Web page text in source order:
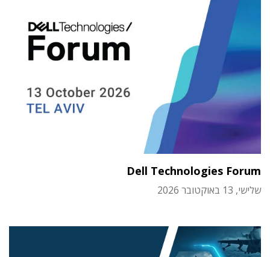
Dell Technologies Forum
שלישי, 13 באוקטובר 2026